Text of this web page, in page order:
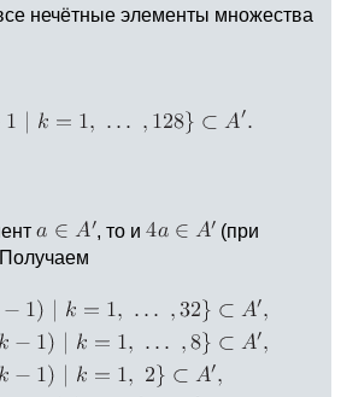
нечётные элементы множества
, то и
(при